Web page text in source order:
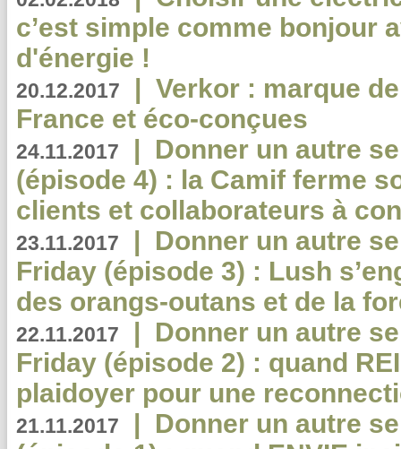
c’est simple comme bonjour
d'énergie !
20.12.2017 | Verkor : marque
France et éco-conçues
24.11.2017 | Donner un autre
(épisode 4) : la Camif ferme
clients et collaborateurs à
23.11.2017 | Donner un autre
Friday (épisode 3) : Lush
des orangs-outans et de la
22.11.2017 | Donner un autre
Friday (épisode 2) : quand
plaidoyer pour une
21.11.2017 | Donner un autre